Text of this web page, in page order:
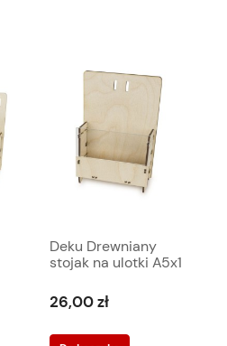
Deku Drewniany
stojak na ulotki A5x1
cm 570023
26,00 zł